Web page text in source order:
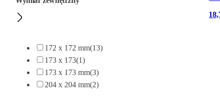
172 x 172 mm(13)
173 x 173(1)
173 x 173 mm(3)
204 x 204 mm(2)